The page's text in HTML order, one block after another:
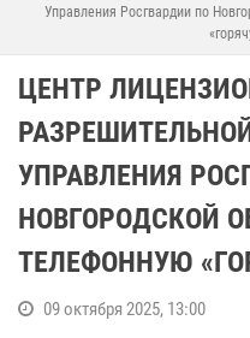
Управления Росгвардии по
ЦЕНТР
УПРАВЛЕНИЯ
НОВГОРОДСКОЙ
ТЕЛЕФОННУЮ
09 октября 2025, 13:00